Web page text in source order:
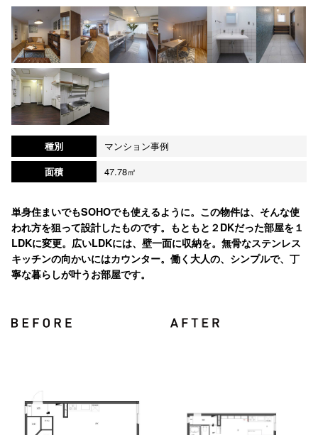
種別
マンション事例
面積
47.78㎡
単身住まいでもSOHOでも使えるように。この物件は、そんな使
われ方を狙って設計したものです。もともと２DKだった部屋を１
LDKに変更。広いLDKには、壁一面に収納を。無骨なステンレス
キッチンの向かいにはカウンター。働く大人の、シンプルで、丁
寧な暮らしが叶うお部屋です。